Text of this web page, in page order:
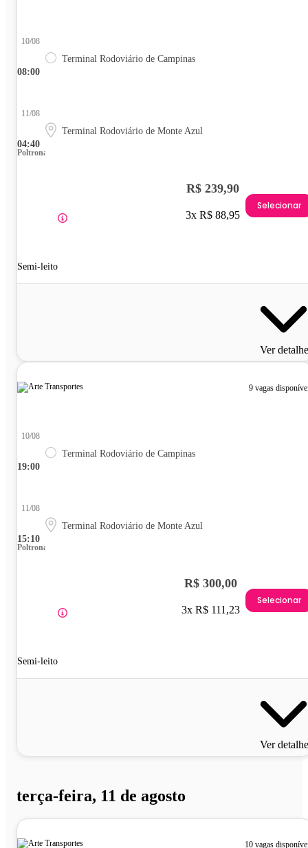
08:00
10/08
Terminal Rodoviário de Campinas
04:40
11/08
Terminal Rodoviário de Monte Azul
Poltrona
Semi-leito
R$ 239,90
3x R$ 88,95
Selecionar
Ver
9 vagas
19:00
10/08
Terminal Rodoviário de Campinas
15:10
11/08
Terminal Rodoviário de Monte Azul
Poltrona
Semi-leito
R$ 300,00
3x R$ 111,23
Selecionar
Ver
terça-feira, 11 de agosto
10 vagas